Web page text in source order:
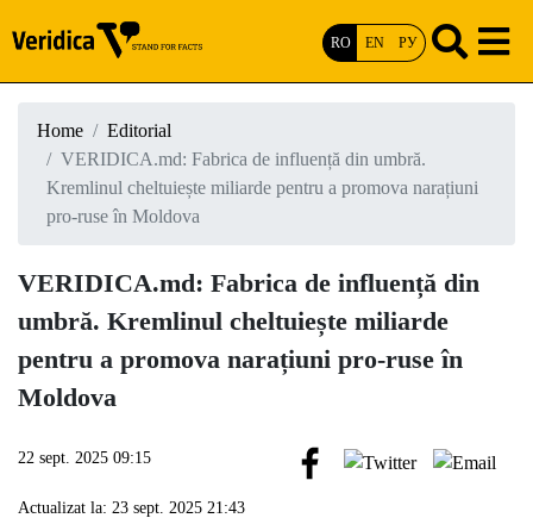
RO EN РУ
Home
Editorial
VERIDICA.md: Fabrica de influență din umbră.
Kremlinul cheltuiește miliarde pentru a promova narațiuni
pro-ruse în Moldova
VERIDICA.md: Fabrica de influență din
umbră. Kremlinul cheltuiește miliarde
pentru a promova narațiuni pro-ruse în
Moldova
22 sept. 2025 09:15
Actualizat la: 23 sept. 2025 21:43